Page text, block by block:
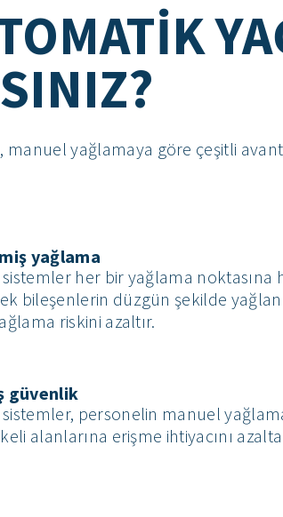
yağlamaya göre çeşitli
yağlama
her bir yağlama noktasına
bileşenlerin düzgün şekilde
riskini azaltır.
güvenlik
personelin manuel
alanlarına erişme ihtiyacını